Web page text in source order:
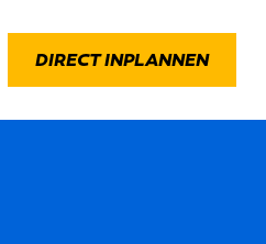
DIRECT INPLANNEN